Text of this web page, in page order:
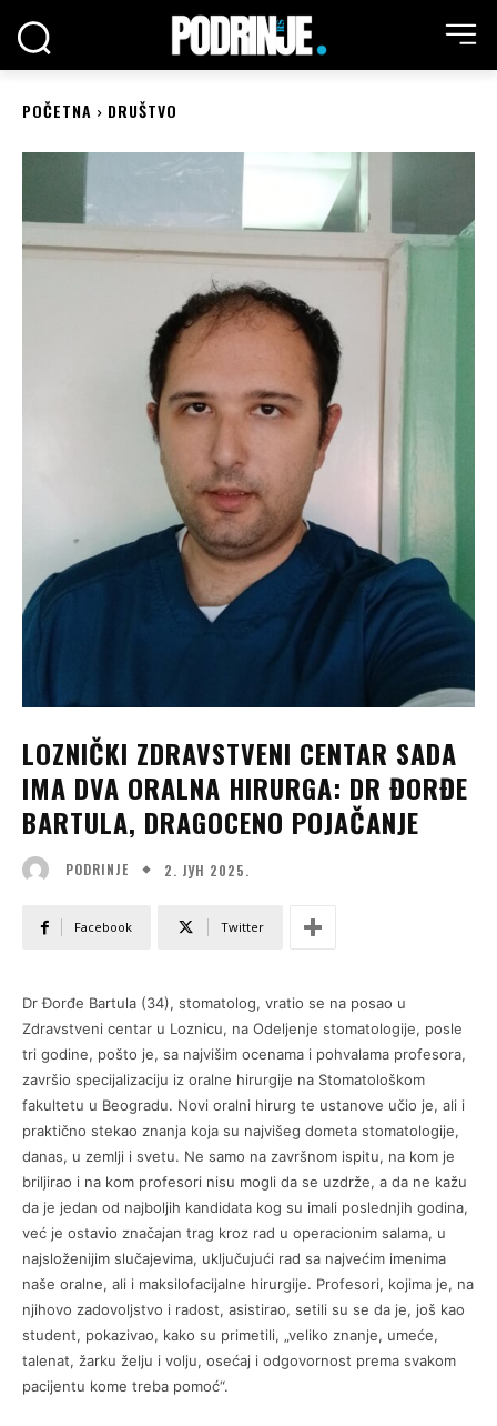
POČETNA DRUŠTVO
LOZNIČKI ZDRAVSTVENI CENTAR SADA
IMA DVA ORALNA HIRURGA: DR ĐORĐE
BARTULA, DRAGOCENO POJAČANJE
PODRINJE 2. ЈУН 2025.
Facebook Twitter
Dr Đorđe Bartula (34), stomatolog, vratio se na posao u
Zdravstveni centar u Loznicu, na Odeljenje stomatologije, posle
tri godine, pošto je, sa najvišim ocenama i pohvalama profesora,
završio specijalizaciju iz oralne hirurgije na Stomatološkom
fakultetu u Beogradu. Novi oralni hirurg te ustanove učio je, ali i
praktično stekao znanja koja su najvišeg dometa stomatologije,
danas, u zemlji i svetu. Ne samo na završnom ispitu, na kom je
briljirao i na kom profesori nisu mogli da se uzdrže, a da ne kažu
da je jedan od najboljih kandidata kog su imali poslednjih godina,
već je ostavio značajan trag kroz rad u operacionim salama, u
najsloženijim slučajevima, uključujući rad sa najvećim imenima
naše oralne, ali i maksilofacijalne hirurgije. Profesori, kojima je, na
njihovo zadovoljstvo i radost, asistirao, setili su se da je, još kao
student, pokazivao, kako su primetili, „veliko znanje, umeće,
talenat, žarku želju i volju, osećaj i odgovornost prema svakom
pacijentu kome treba pomoć“.